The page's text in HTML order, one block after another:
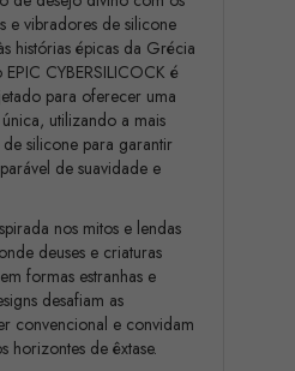
e vibradores de silicone
histórias épicas da Grécia
CYBERSILICOCK é
para oferecer uma
utilizando a mais
silicone para garantir
de suavidade e
nos mitos e lendas
deuses e criaturas
formas estranhas e
desafiam as
convencional e convidam
horizontes de êxtase.